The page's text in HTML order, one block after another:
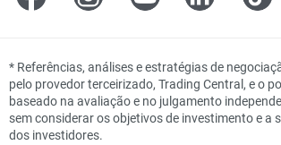
* Referências, análises e estratégias de
pelo provedor terceirizado, Trading Central, e o
baseado na avaliação e no julgamento
sem considerar os objetivos de investimento e a
dos investidores.